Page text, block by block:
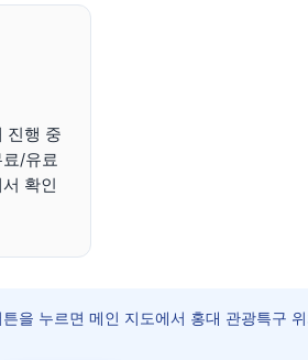
진행 중
/유료
확인
튼을 누르면 메인 지도에서 홍대 관광특구